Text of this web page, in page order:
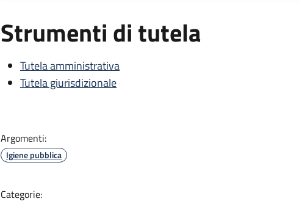
Strumenti di tutela
Tutela amministrativa
Tutela giurisdizionale
Argomenti:
Igiene pubblica
Categorie: